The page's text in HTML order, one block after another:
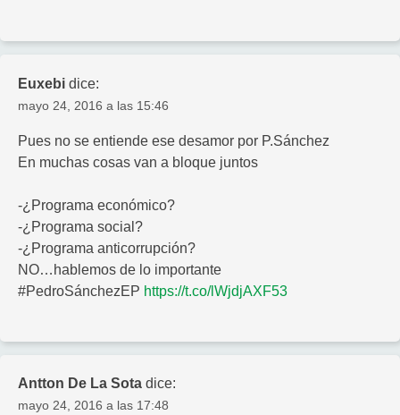
Euxebi dice:
mayo 24, 2016 a las 15:46
Pues no se entiende ese desamor por P.Sánchez
En muchas cosas van a bloque juntos
-¿Programa económico?
-¿Programa social?
-¿Programa anticorrupción?
NO…hablemos de lo importante
#PedroSánchezEP https://t.co/lWjdjAXF53
Antton De La Sota dice:
mayo 24, 2016 a las 17:48